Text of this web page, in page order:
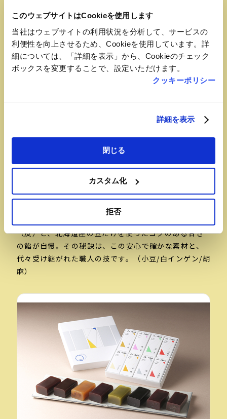
このウェブサイトはCookieを使用します
当社はウェブサイトの利用状況を分析して、サービスの
利便性を向上させるため、Cookieを使用しています。詳
細については、「詳細を表示」から、Cookieのチェック
ボックスを変更することで、設定いただけます。
クッキーポリシー
詳細を表示
閉じる
カスタム化
拒否
おすすめ品
小型モナカ ６個
【白松がモナカ（駅2F南側）】
（皮）と、北海道産の豆だけを使ったコクのある甘さ
の餡が自慢。その秘訣は、この安心で確かな素材と、
代々受け継がれた職人の技です。（小豆/白インゲン/胡
麻）